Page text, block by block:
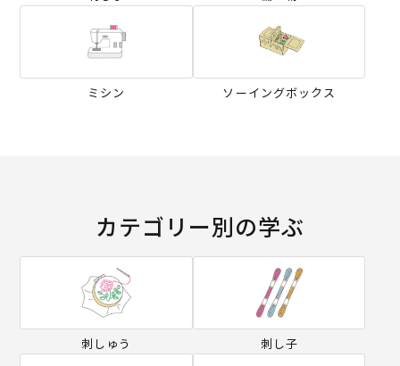
ミシン ソーイングボックス
カテゴリー別の学ぶ
刺しゅう 刺し子